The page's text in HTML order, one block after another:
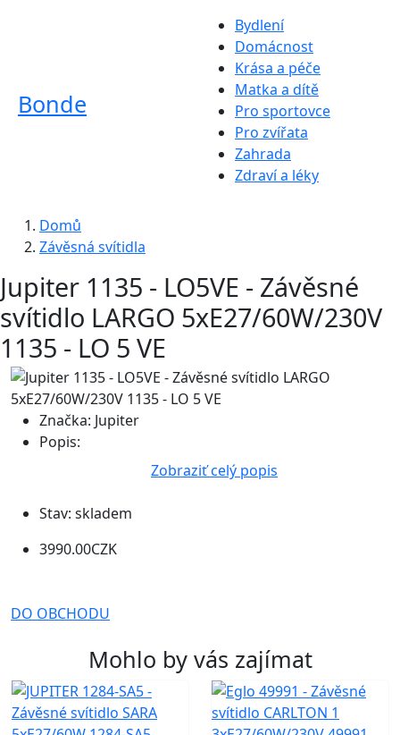
Bonde
Bydlení
Domácnost
Krása a péče
Matka a dítě
Pro sportovce
Pro zvířata
Zahrada
Zdraví a léky
Domů
Závěsná svítidla
Jupiter 1135 - LO5VE - Závěsné
svítidlo LARGO 5xE27/60W/230V
1135 - LO 5 VE
Značka: Jupiter
Popis:
Zobraziť celý popis
Stav: skladem
3990.00CZK
DO OBCHODU
Mohlo by vás zajímat